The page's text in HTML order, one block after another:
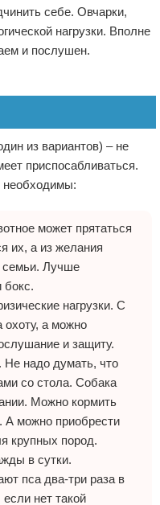
себе. Овчарки,
нагрузки. Вполне
и послушен.
из вариантов) – не
приспосабливаться.
необходимы:
может прятаться
их, а из желания
семьи. Лучше
бокс.
нагрузки. С
охоту, а можно
и защиту.
Не надо думать, что
со стола. Собака
Можно кормить
можно приобрести
крупных пород.
в сутки.
пса два-три раза в
нет такой